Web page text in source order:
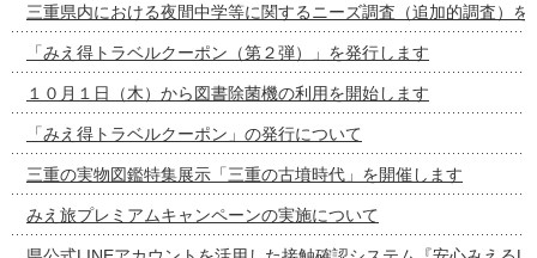
三重県内における夜間中学等に関するニーズ調査（追加的調査）を
「みえ得トラベルクーポン（第２弾）」を発行します
１０月１日（木）から図書除菌機の利用を開始します
「みえ得トラベルクーポン」の発行について
三重の実物図鑑特集展示「三重の古墳時代」を開催します
みえ旅プレミアムキャンペーンの実施について